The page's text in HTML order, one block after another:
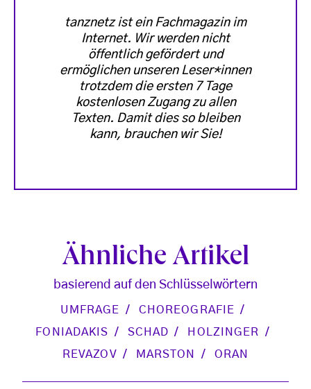
tanznetz ist ein Fachmagazin im
Internet. Wir werden nicht
öffentlich gefördert und
ermöglichen unseren Leser*innen
trotzdem die ersten 7 Tage
kostenlosen Zugang zu allen
Texten. Damit dies so bleiben
kann, brauchen wir Sie!
Ähnliche Artikel
basierend auf den Schlüsselwörtern
UMFRAGE
CHOREOGRAFIE
FONIADAKIS
SCHAD
HOLZINGER
REVAZOV
MARSTON ORAN